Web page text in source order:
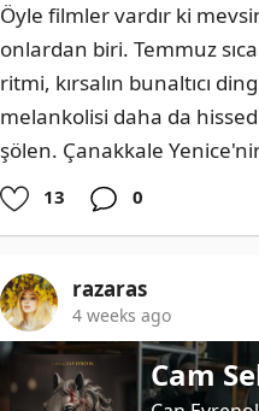
Öyle filmler vardır ki
onlardan biri. Temmuz
ritmi, kırsalın bunaltıcı
melankolisi daha da
şölen. Çanakkale
13 0
razaras
4 weeks ago
Cam